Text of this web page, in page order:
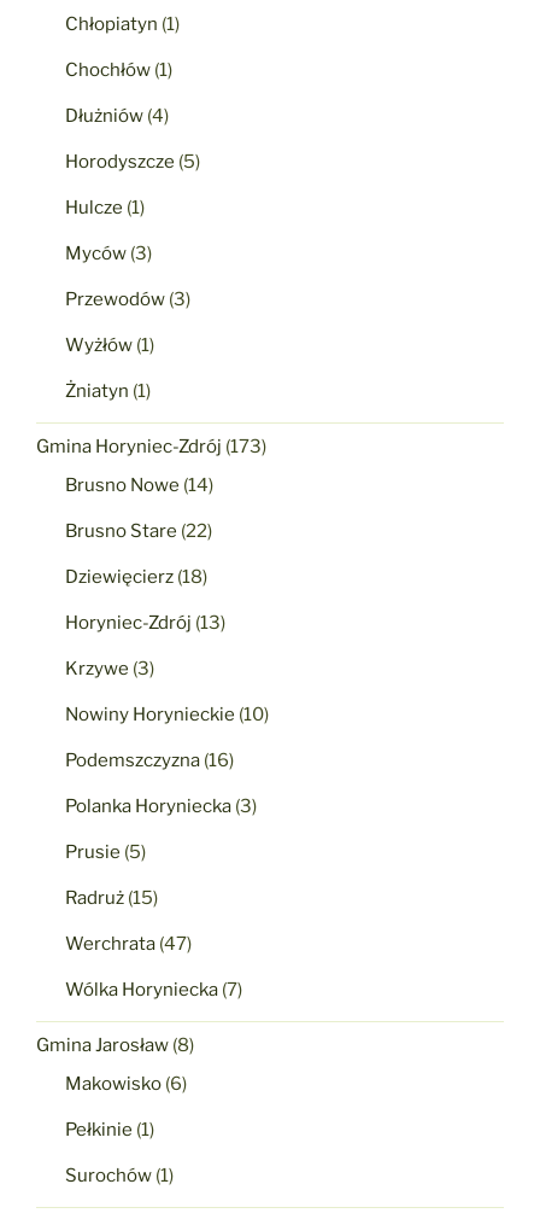
Chłopiatyn (1)
Chochłów (1)
Dłużniów (4)
Horodyszcze (5)
Hulcze (1)
Myców (3)
Przewodów (3)
Wyżłów (1)
Żniatyn (1)
Gmina Horyniec-Zdrój (173)
Brusno Nowe (14)
Brusno Stare (22)
Dziewięcierz (18)
Horyniec-Zdrój (13)
Krzywe (3)
Nowiny Horynieckie (10)
Podemszczyzna (16)
Polanka Horyniecka (3)
Prusie (5)
Radruż (15)
Werchrata (47)
Wólka Horyniecka (7)
Gmina Jarosław (8)
Makowisko (6)
Pełkinie (1)
Surochów (1)